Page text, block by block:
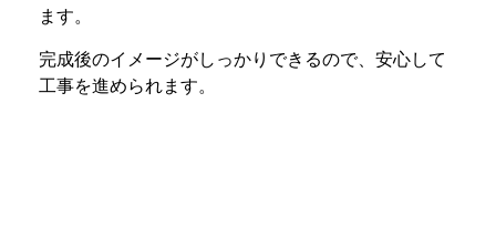
ます。
完成後のイメージがしっかりできるので、安心して
工事を進められます。